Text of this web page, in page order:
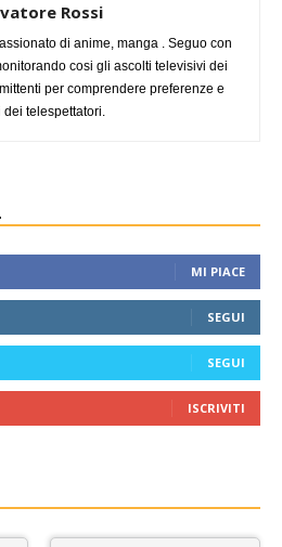
Rossi
di anime, manga . Seguo con
cosi gli ascolti televisivi dei
per comprendere preferenze e
dei telespettatori.
MI PIACE
SEGUI
SEGUI
ISCRIVITI